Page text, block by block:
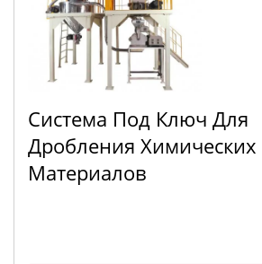
Система Под Ключ Для
Дробления Химических
Материалов